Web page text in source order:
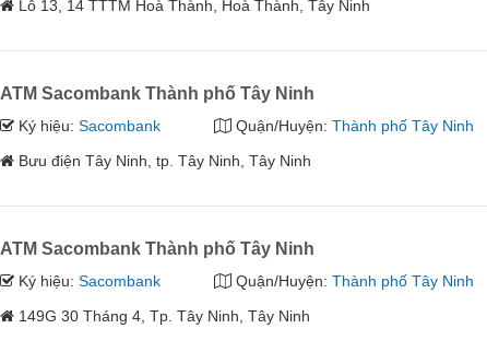
Lô 13, 14 TTTM Hoà Thành, Hoà Thành, Tây Ninh
ATM Sacombank Thành phố Tây Ninh
Ký hiệu:Sacombank Quận/Huyện: Thành phố Tây Ninh
Bưu điện Tây Ninh, tp. Tây Ninh, Tây Ninh
ATM Sacombank Thành phố Tây Ninh
Ký hiệu:Sacombank Quận/Huyện: Thành phố Tây Ninh
149G 30 Tháng 4, Tp. Tây Ninh, Tây Ninh